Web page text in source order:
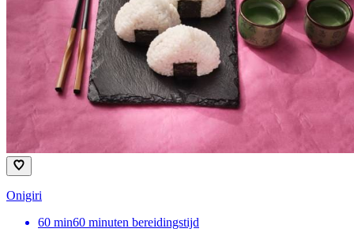
Onigiri
60 min60 minuten bereidingstijd